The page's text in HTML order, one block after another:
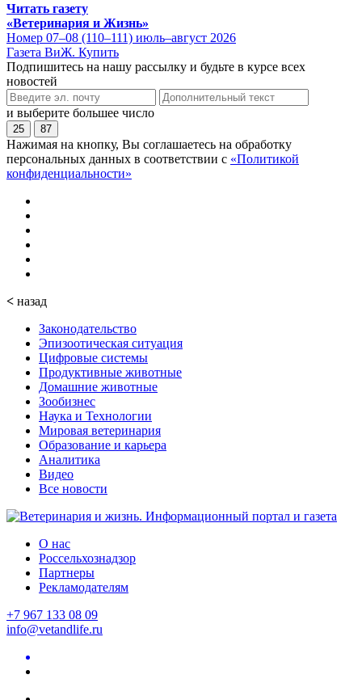
Читать газету
«Ветеринария и Жизнь»
Номер 07–08 (110–111) июль–август 2026
Газета ВиЖ. Купить
Подпишитесь на нашу рассылку и будьте в курсе всех
новостей
и выберите большее число
25 87
Нажимая на кнопку, Вы соглашаетесь на обработку
персональных данных в соответствии с «Политикой
конфиденциальности»
< назад
Законодательство
Эпизоотическая ситуация
Цифровые системы
Продуктивные животные
Домашние животные
Зообизнес
Наука и Технологии
Мировая ветеринария
Образование и карьера
Аналитика
Видео
Все новости
О нас
Россельхознадзор
Партнеры
Рекламодателям
+7 967 133 08 09
info@vetandlife.ru